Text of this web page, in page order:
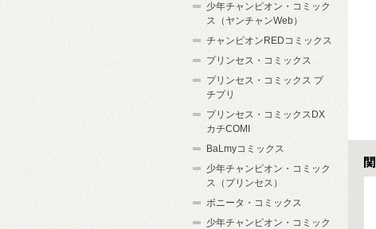
関
少年チャンピオン・コミック
ス（ヤンチャンWeb）
チャンピオンREDコミックス
プリンセス・コミックス
プリンセス・コミックス プ
チプリ
プリンセス・コミックスDX
カチCOMI
BaLmyコミックス
少年チャンピオン・コミック
ス（プリンセス）
ボニータ・コミックス
少年チャンピオン・コミック